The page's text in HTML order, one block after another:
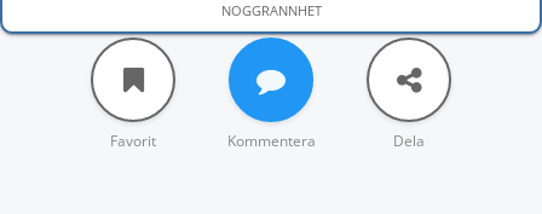
NOGGRANNHET
Favorit Kommentera Dela